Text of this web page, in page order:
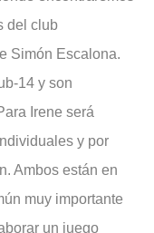
del club
Simón Escalona.
14 y son
Irene será
y por
Ambos están en
muy importante
un juego